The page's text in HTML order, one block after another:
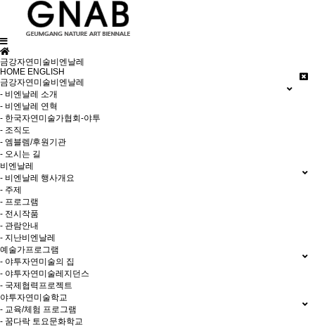
금강자연미술비엔날레
HOME ENGLISH
금강자연미술비엔날레
- 비엔날레 소개
- 비엔날레 연혁
- 한국자연미술가협회-야투
- 조직도
- 엠블렘/후원기관
- 오시는 길
비엔날레
- 비엔날레 행사개요
- 주제
- 프로그램
- 전시작품
- 관람안내
- 지난비엔날레
예술가프로그램
- 야투자연미술의 집
- 야투자연미술레지던스
- 국제협력프로젝트
야투자연미술학교
- 교육/체험 프로그램
- 꿈다락 토요문화학교